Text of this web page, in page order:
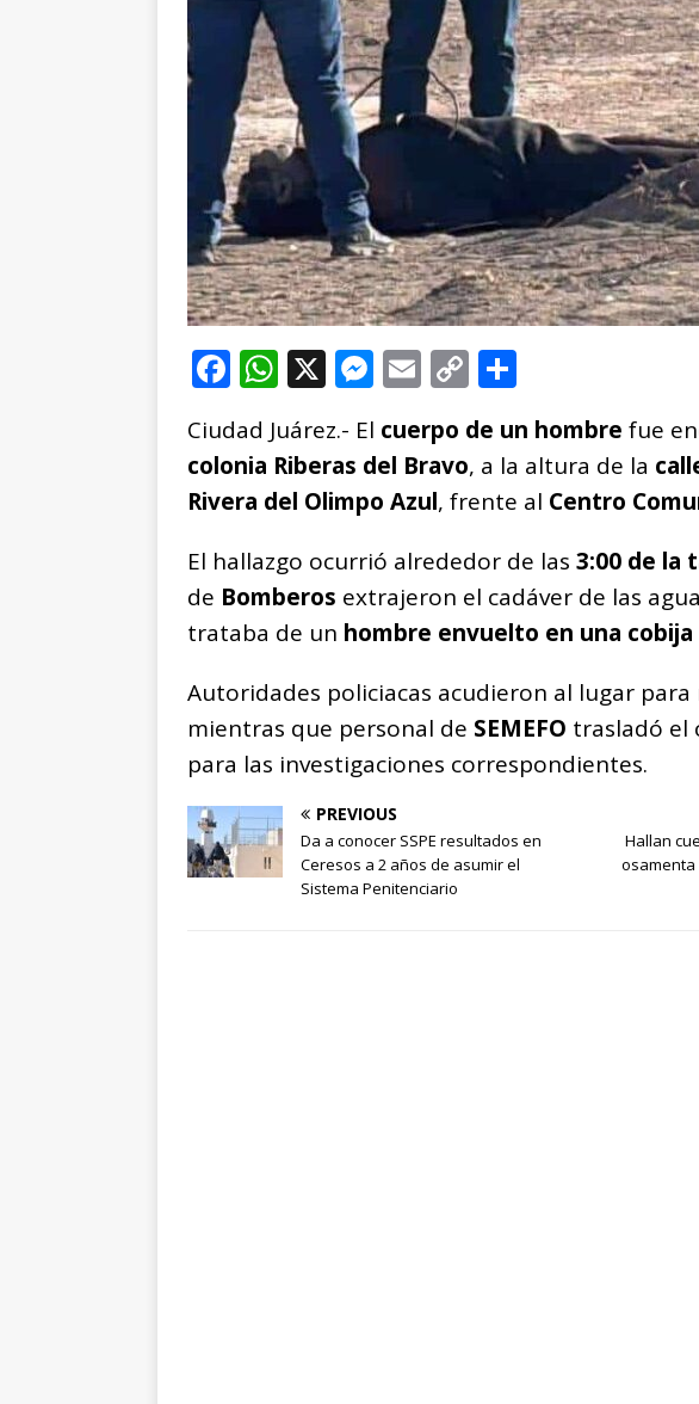
F
c
e
b
o
o
k
W
at
s
A
p
p
X M
ss
e
n
g
e
r
E
ai
l
C
o
p
y
Li
n
k
o
m
p
ar
ti
r
Ciudad Juárez.- El cuerpo de un hombre fue
colonia Riberas del Bravo, a la altura de la
Rivera del Olimpo Azul, frente al Centro
El hallazgo ocurrió alrededor de las 3:00 de la
de Bomberos extrajeron el cadáver de las
trataba de un hombre envuelto en una
Autoridades policiacas acudieron al lugar para
mientras que personal de SEMEFO trasladó el
para las investigaciones correspondientes.
PREVIOUS
Da a conocer SSPE resultados en
Ceresos a 2 años de asumir el
Sistema Penitenciario
Hallan